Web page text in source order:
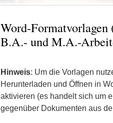
Word-Formatvorlagen
B.A.- und M.A.-
Hinweis: Um die Vorlagen
Herunterladen und Öffnen in
aktivieren (es handelt sich um
gegenüber Dokumenten aus